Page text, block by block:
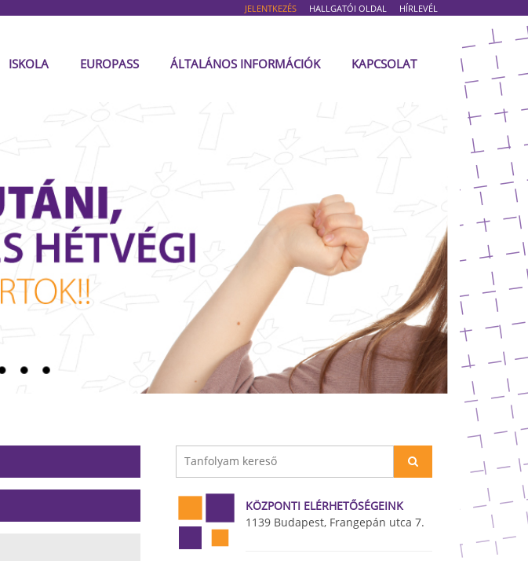
JELENTKEZÉS HALLGATÓI OLDAL HÍRLEVÉL
ISKOLA EUROPASS ÁLTALÁNOS INFORMÁCIÓK KAPCSOLAT
KÖZPONTI ELÉRHETŐSÉGEINK
1139 Budapest, Frangepán utca 7.